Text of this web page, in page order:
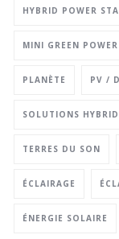
HYBRID POWER
MINI GREEN POWER
PLANÈTE PV /
SOLUTIONS
TERRES DU SON
ÉCLAIRAGE
ÉNERGIE SOLAIRE